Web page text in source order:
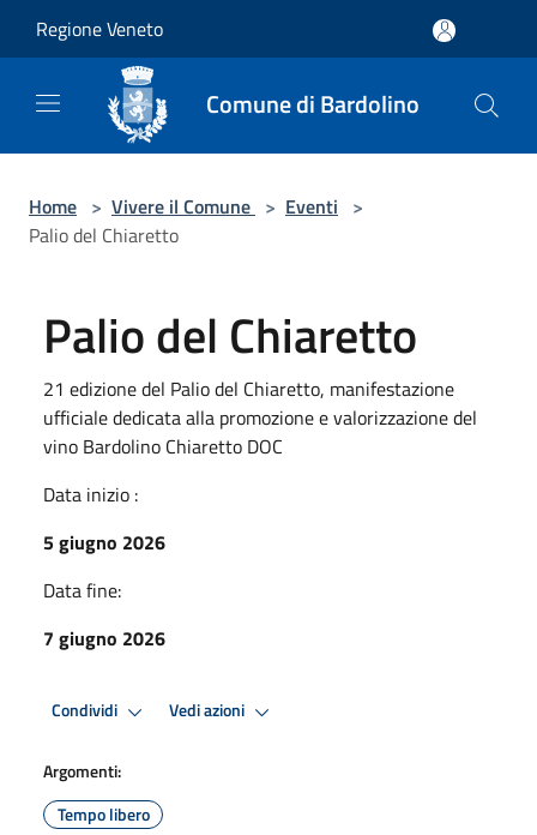
Regione Veneto
Comune di Bardolino
Home > Vivere il Comune > Eventi >
Palio del Chiaretto
Palio del Chiaretto
21 edizione del Palio del Chiaretto, manifestazione
ufficiale dedicata alla promozione e valorizzazione del
vino Bardolino Chiaretto DOC
Data inizio :
5 giugno 2026
Data fine:
7 giugno 2026
Condividi Vedi azioni
Argomenti:
Tempo libero